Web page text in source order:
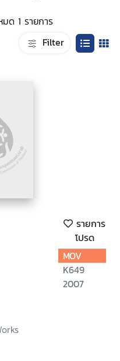
ด 1 รายการ
Filter
รายการ
โปรด
MOV
K649
2007